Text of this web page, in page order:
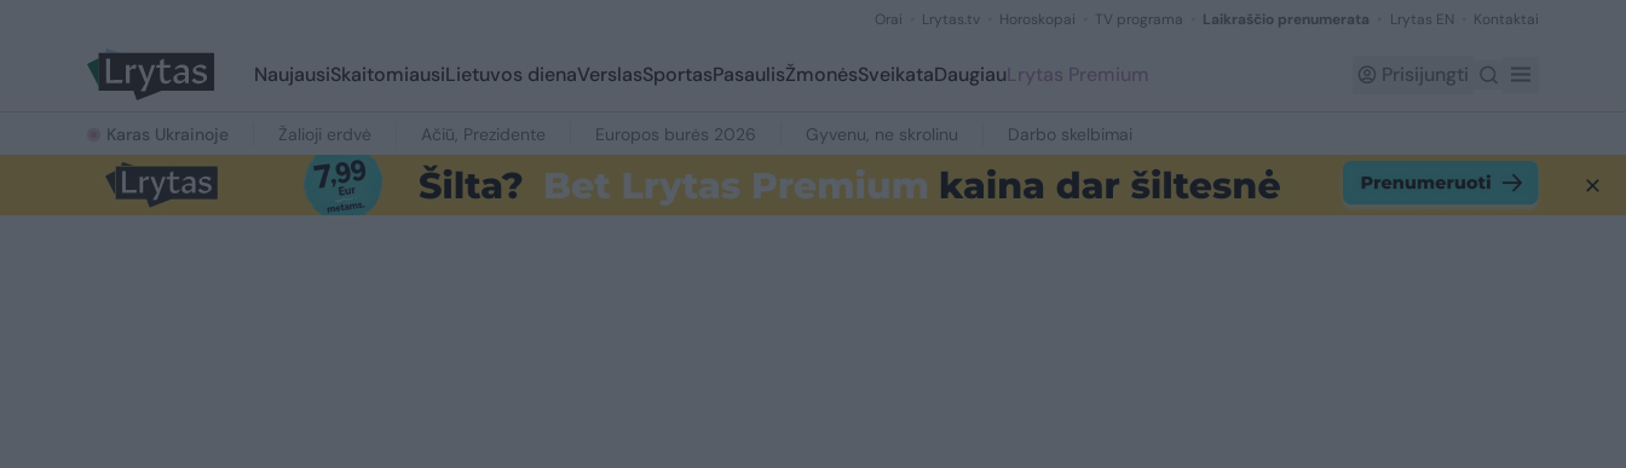
Orai Lrytas.tv Horoskopai TV programa Laikraščio prenumerata Lrytas EN Kontaktai
NaujausiSkaitomiausiLietuvos dienaVerslasSportasPasaulisŽmonėsSveikataDaugiauLrytas Premium Prisijungti
Karas Ukrainoje Žalioji erdvė Ačiū, Prezidente Europos burės 2026 Gyvenu, ne skrolinu Darbo skelbimai